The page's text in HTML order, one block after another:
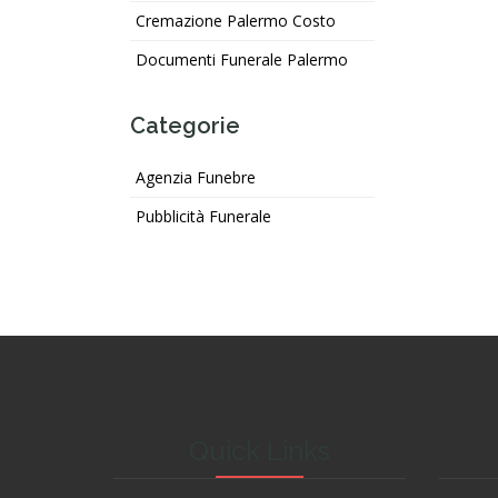
Cremazione Palermo Costo
Documenti Funerale Palermo
Categorie
Agenzia Funebre
Pubblicità Funerale